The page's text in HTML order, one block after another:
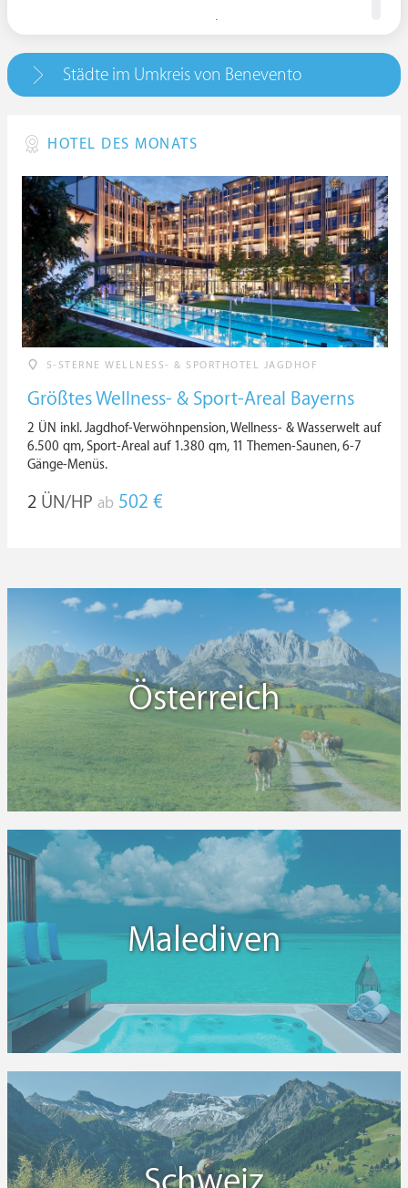
Städte im Umkreis von Benevento
HOTEL DES MONATS
5-STERNE WELLNESS- & SPORTHOTEL JAGDHOF
Größtes Wellness- & Sport-Areal Bayerns
2 ÜN inkl. Jagdhof-Verwöhnpension, Wellness- & Wasserwelt auf
6.500 qm, Sport-Areal auf 1.380 qm, 11 Themen-Saunen, 6-7
Gänge-Menüs.
2 ÜN/HP ab 502 €
Österreich
Malediven